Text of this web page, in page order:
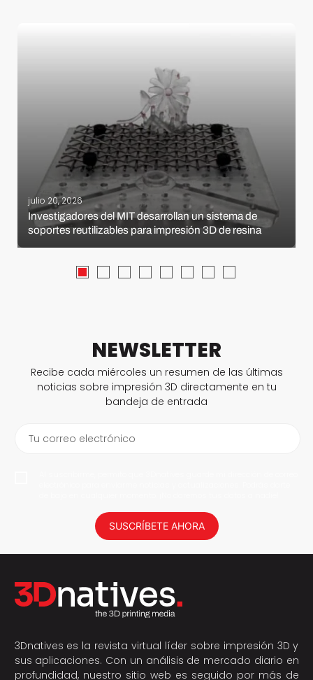
julio 20, 2026
Investigadores del MIT desarrollan un sistema de
soportes reutilizables para impresión 3D de resina
NEWSLETTER
Recibe cada miércoles un resumen de las últimas
noticias sobre impresión 3D directamente en tu
bandeja de entrada
Tu correo electrónico
SUSCRÍBETE AHORA
3Dnatives es la revista virtual líder sobre impresión 3D y
sus aplicaciones. Con un análisis de mercado diario en
profundidad, nuestro sitio web es seguido por más de